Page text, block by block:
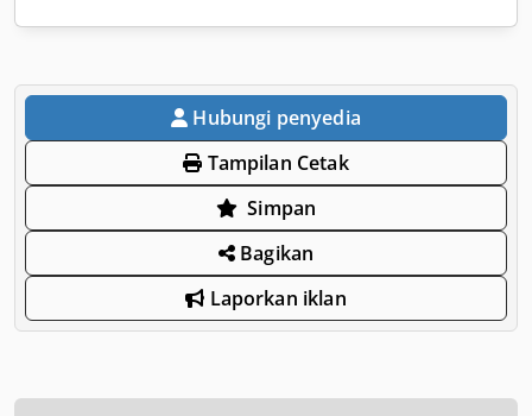
Hubungi penyedia
Tampilan Cetak
Simpan
Bagikan
Laporkan iklan